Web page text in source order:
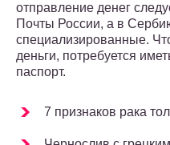
отправление денег
Почты России, а в
специализированные.
деньги, потребуется
паспорт.
7 признаков рака